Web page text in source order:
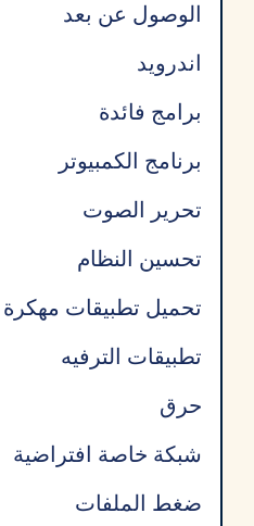
الوصول عن بعد
اندرويد
برامج فائدة
برنامج الكمبيوتر
تحرير الصوت
تحسين النظام
تحميل تطبيقات مهكرة
تطبيقات الترفيه
حرق
شبكة خاصة افتراضية
ضغط الملفات